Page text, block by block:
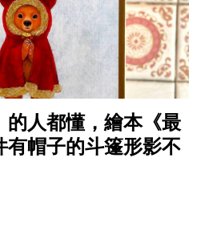
的人都懂，繪本《最
有帽子的斗篷形影不